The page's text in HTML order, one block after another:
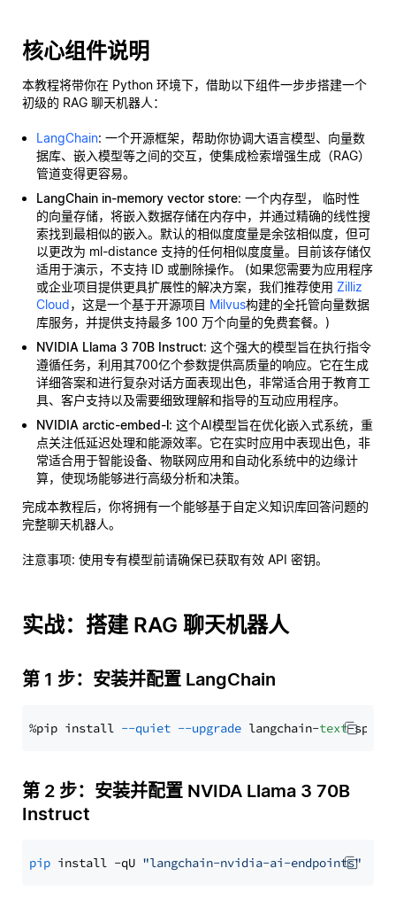
核心组件说明
本教程将带你在 Python 环境下，借助以下组件一步步搭建一个
初级的 RAG 聊天机器人：
LangChain: 一个开源框架，帮助你协调大语言模型、向量数
据库、嵌入模型等之间的交互，使集成检索增强生成（RAG）
管道变得更容易。
LangChain in-memory vector store: 一个内存型， 临时性
的向量存储，将嵌入数据存储在内存中，并通过精确的线性搜
索找到最相似的嵌入。默认的相似度度量是余弦相似度，但可
以更改为 ml-distance 支持的任何相似度度量。目前该存储仅
适用于演示，不支持 ID 或删除操作。 (如果您需要为应用程序
或企业项目提供更具扩展性的解决方案，我们推荐使用 Zilliz
Cloud，这是一个基于开源项目 Milvus构建的全托管向量数据
库服务，并提供支持最多 100 万个向量的免费套餐。)
NVIDIA Llama 3 70B Instruct: 这个强大的模型旨在执行指令
遵循任务，利用其700亿个参数提供高质量的响应。它在生成
详细答案和进行复杂对话方面表现出色，非常适合用于教育工
具、客户支持以及需要细致理解和指导的互动应用程序。
NVIDIA arctic-embed-l: 这个AI模型旨在优化嵌入式系统，重
点关注低延迟处理和能源效率。它在实时应用中表现出色，非
常适合用于智能设备、物联网应用和自动化系统中的边缘计
算，使现场能够进行高级分析和决策。
完成本教程后，你将拥有一个能够基于自定义知识库回答问题的
完整聊天机器人。
注意事项: 使用专有模型前请确保已获取有效 API 密钥。
实战：搭建 RAG 聊天机器人
第 1 步：安装并配置 LangChain
%pip install --quiet --upgrade langchain-text
第 2 步：安装并配置 NVIDA Llama 3 70B
Instruct
pip install -qU "langchain-nvidia-ai-endpoints"